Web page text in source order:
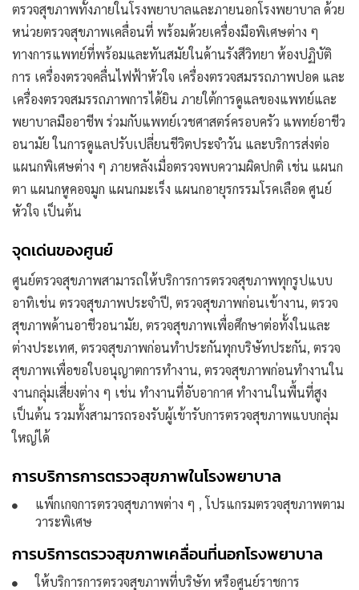
ตรวจสุขภาพทั้งภายในโรงพยาบาลและภายนอกโรงพยาบาล ด้วย
หน่วยตรวจสุขภาพเคลื่อนที่ พร้อมด้วยเครื่องมือพิเศษต่าง ๆ
ทางการแพทย์ที่พร้อมและทันสมัยในด้านรังสีวิทยา ห้องปฏิบัติ
การ เครื่องตรวจคลื่นไฟฟ้าหัวใจ เครื่องตรวจสมรรถภาพปอด และ
เครื่องตรวจสมรรถภาพการได้ยิน ภายใต้การดูแลของแพทย์และ
พยาบาลมืออาชีพ ร่วมกับแพทย์เวชศาสตร์ครอบครัว แพทย์อาชีว
อนามัย ในการดูแลปรับเปลี่ยนชีวิตประจำวัน และบริการส่งต่อ
แผนกพิเศษต่าง ๆ ภายหลังเมื่อตรวจพบความผิดปกติ เช่น แผนก
ตา แผนกหูคอจมูก แผนกมะเร็ง แผนกอายุรกรรมโรคเลือด ศูนย์
หัวใจ เป็นต้น
จุดเด่นของศูนย์
ศูนย์ตรวจสุขภาพสามารถให้บริการการตรวจสุขภาพทุกรูปแบบ
อาทิเช่น ตรวจสุขภาพประจำปี, ตรวจสุขภาพก่อนเข้างาน, ตรวจ
สุขภาพด้านอาชีวอนามัย, ตรวจสุขภาพเพื่อศึกษาต่อทั้งในและ
ต่างประเทศ, ตรวจสุขภาพก่อนทำประกันทุกบริษัทประกัน, ตรวจ
สุขภาพเพื่อขอใบอนุญาตการทำงาน, ตรวจสุขภาพก่อนทำงานใน
งานกลุ่มเสี่ยงต่าง ๆ เช่น ทำงานที่อับอากาศ ทำงานในพื้นที่สูง
เป็นต้น รวมทั้งสามารถรองรับผู้เข้ารับการตรวจสุขภาพแบบกลุ่ม
ใหญ่ได้
การบริการการตรวจสุขภาพในโรงพยาบาล
แพ็กเกจการตรวจสุขภาพต่าง ๆ , โปรแกรมตรวจสุขภาพตาม
วาระพิเศษ
การบริการตรวจสุขภาพเคลื่อนที่นอกโรงพยาบาล
ให้บริการการตรวจสุขภาพที่บริษัท หรือศูนย์ราชการ